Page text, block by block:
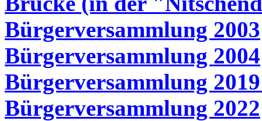
Bürgerversammlung 2003
Bürgerversammlung 2004
Bürgerversammlung
Bürgerversammlung 2022